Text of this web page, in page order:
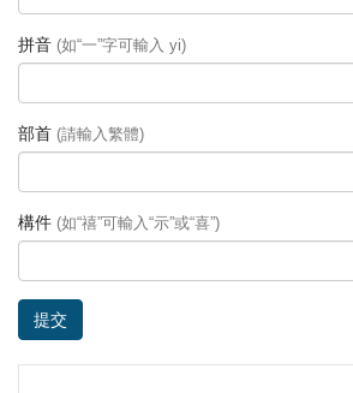
拼音 (如“一”字可輸入 yi)
部首 (請輸入繁體)
構件 (如“禧”可輸入“示”或“喜”)
提交